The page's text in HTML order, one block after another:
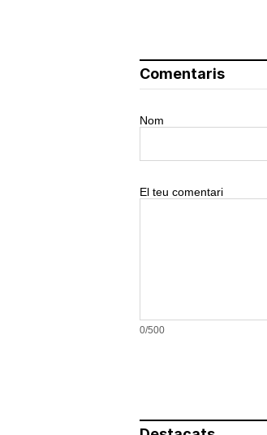
Comentaris
Nom
El teu comentari
0/500